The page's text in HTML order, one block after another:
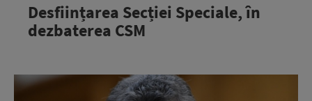
Desființarea Secției Speciale, în
dezbaterea CSM